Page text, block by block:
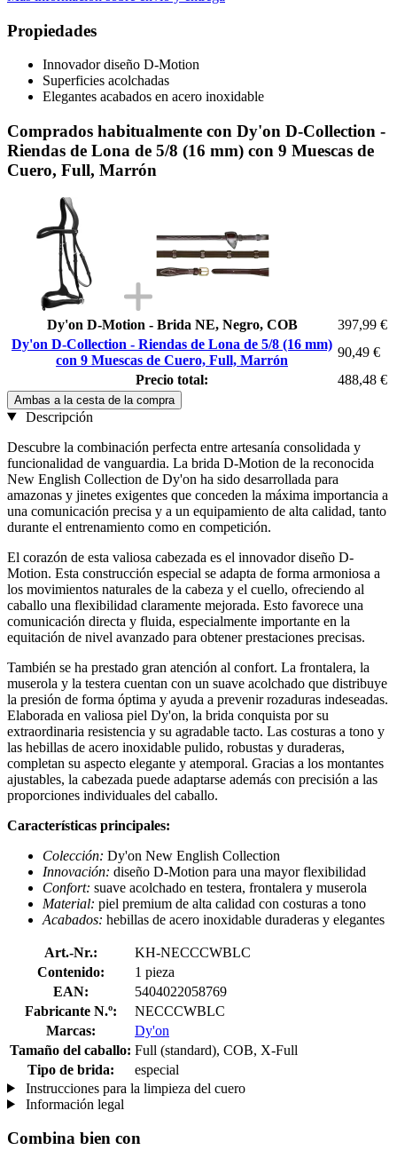
Propiedades
Innovador diseño D-Motion
Superficies acolchadas
Elegantes acabados en acero inoxidable
Comprados habitualmente con Dy'on D-Collection -
Riendas de Lona de 5/8 (16 mm) con 9 Muescas de
Cuero, Full, Marrón
Dy'on D-Motion - Brida NE, Negro, COB
397,99 €
Dy'on D-Collection - Riendas de Lona de 5/8 (16 mm)
con 9 Muescas de Cuero, Full, Marrón
90,49 €
Precio total:
488,48 €
Ambas a la cesta de la compra
Descripción
Descubre la combinación perfecta entre artesanía consolidada y
funcionalidad de vanguardia. La brida D-Motion de la reconocida
New English Collection de Dy'on ha sido desarrollada para
amazonas y jinetes exigentes que conceden la máxima importancia a
una comunicación precisa y a un equipamiento de alta calidad, tanto
durante el entrenamiento como en competición.
El corazón de esta valiosa cabezada es el innovador diseño D-
Motion. Esta construcción especial se adapta de forma armoniosa a
los movimientos naturales de la cabeza y el cuello, ofreciendo al
caballo una flexibilidad claramente mejorada. Esto favorece una
comunicación directa y fluida, especialmente importante en la
equitación de nivel avanzado para obtener prestaciones precisas.
También se ha prestado gran atención al confort. La frontalera, la
muserola y la testera cuentan con un suave acolchado que distribuye
la presión de forma óptima y ayuda a prevenir rozaduras indeseadas.
Elaborada en valiosa piel Dy'on, la brida conquista por su
extraordinaria resistencia y su agradable tacto. Las costuras a tono y
las hebillas de acero inoxidable pulido, robustas y duraderas,
completan su aspecto elegante y atemporal. Gracias a los montantes
ajustables, la cabezada puede adaptarse además con precisión a las
proporciones individuales del caballo.
Características principales:
Colección: Dy'on New English Collection
Innovación: diseño D-Motion para una mayor flexibilidad
Confort: suave acolchado en testera, frontalera y muserola
Material: piel premium de alta calidad con costuras a tono
Acabados: hebillas de acero inoxidable duraderas y elegantes
Art.-Nr.:
KH-NECCCWBLC
Contenido:
1 pieza
EAN:
5404022058769
Fabricante N.º:
NECCCWBLC
Marcas:
Dy'on
Tamaño del caballo: Full (standard), COB, X-Full
Tipo de brida:
especial
Instrucciones para la limpieza del cuero
Información legal
Combina bien con